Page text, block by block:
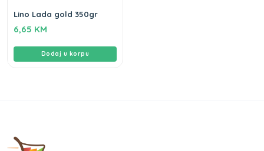
Lino Lada gold 350gr
6,65 KM
Dodaj u korpu